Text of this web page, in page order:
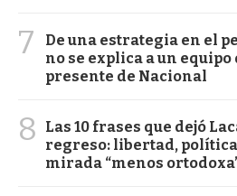
7
De una estrategia en el
no se explica a un
presente de Nacional
8
Las 10 frases que dejó
regreso: libertad,
mirada “menos